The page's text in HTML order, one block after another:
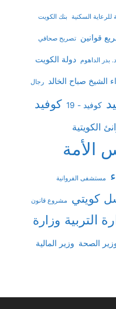
السكنية بنك الكويت
قوانين تصريح صحافي
د. بدر الداهوم دولة الكويت
صباح الخالد رجال
كوفيد - 19
كوفيد
الكويتية
الأمة
مستشفى الفروانية
كويتي مشروع قانون
التربية وزارة
الصحة وزير المالية